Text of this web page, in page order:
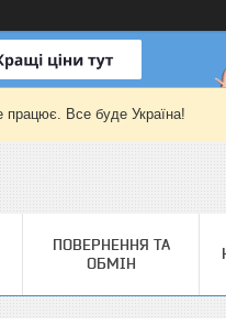
працює. Все буде Україна!
ПОВЕРНЕННЯ ТА
ОБМІН